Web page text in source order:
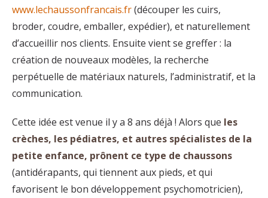
www.lechaussonfrancais.fr(découper les cuirs,
broder, coudre, emballer, expédier), et naturellement
d’accueillir nos clients. Ensuite vient se greffer : la
création de nouveaux modèles, la recherche
perpétuelle de matériaux naturels, l’administratif, et la
communication.
Cette idée est venue il y a 8 ans déjà ! Alors que les
crèches, les pédiatres, et autres spécialistes de la
petite enfance, prônent ce type de chaussons
(antidérapants, qui tiennent aux pieds, et qui
favorisent le bon développement psychomotricien),